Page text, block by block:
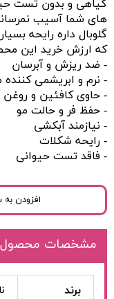
گیاهی و بدون تست
های شما آسیب
گلوبال داره رایحه
که ارزش خرید این
- ضد ریزش و آبرسان
- نرم و ابریشمی کننده
- حاوی کافئین و روغن
- حفظ فر و حالت مو
- نیازمند آبکشی
- رایحه شکلات
- فاقد تست حیوانی
افزودن
مشخصات محصول
برند